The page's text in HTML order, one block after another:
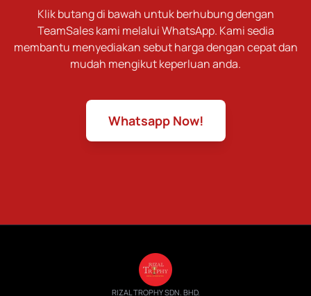
Klik butang di bawah untuk berhubung dengan
TeamSales kami melalui WhatsApp. Kami sedia
membantu menyediakan sebut harga dengan cepat dan
mudah mengikut keperluan anda.
Whatsapp Now!
RIZAL TROPHY SDN. BHD.